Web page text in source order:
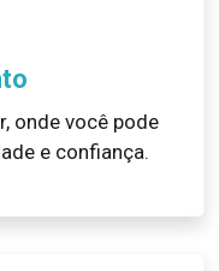
onde você pode
e confiança.